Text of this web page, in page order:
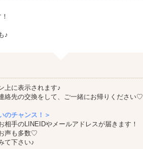
♪
上に表示されます♪
絡先の交換をして、ご一緒にお帰りください♡
のチャンス！＞
手のLINEIDやメールアドレスが届きます！
声も多数♡
て下さい♪